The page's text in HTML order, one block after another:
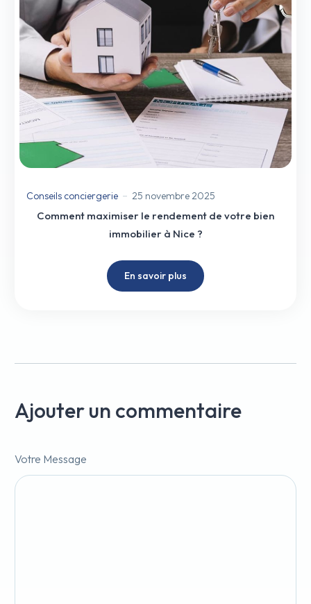
Conseils conciergerie 25 novembre 2025
Comment maximiser le rendement de votre bien
immobilier à Nice ?
En savoir plus
Ajouter un commentaire
Votre Message